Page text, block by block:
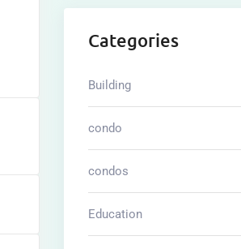
Categories
Building
condo
condos
Education